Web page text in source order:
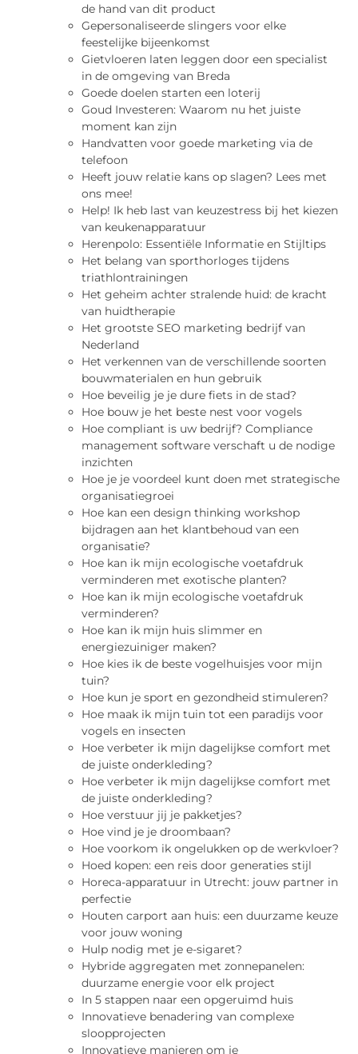
de hand van dit product
Gepersonaliseerde slingers voor elke
feestelijke bijeenkomst
Gietvloeren laten leggen door een specialist
in de omgeving van Breda
Goede doelen starten een loterij
Goud Investeren: Waarom nu het juiste
moment kan zijn
Handvatten voor goede marketing via de
telefoon
Heeft jouw relatie kans op slagen? Lees met
ons mee!
Help! Ik heb last van keuzestress bij het kiezen
van keukenapparatuur
Herenpolo: Essentiële Informatie en Stijltips
Het belang van sporthorloges tijdens
triathlontrainingen
Het geheim achter stralende huid: de kracht
van huidtherapie
Het grootste SEO marketing bedrijf van
Nederland
Het verkennen van de verschillende soorten
bouwmaterialen en hun gebruik
Hoe beveilig je je dure fiets in de stad?
Hoe bouw je het beste nest voor vogels
Hoe compliant is uw bedrijf? Compliance
management software verschaft u de nodige
inzichten
Hoe je je voordeel kunt doen met strategische
organisatiegroei
Hoe kan een design thinking workshop
bijdragen aan het klantbehoud van een
organisatie?
Hoe kan ik mijn ecologische voetafdruk
verminderen met exotische planten?
Hoe kan ik mijn ecologische voetafdruk
verminderen?
Hoe kan ik mijn huis slimmer en
energiezuiniger maken?
Hoe kies ik de beste vogelhuisjes voor mijn
tuin?
Hoe kun je sport en gezondheid stimuleren?
Hoe maak ik mijn tuin tot een paradijs voor
vogels en insecten
Hoe verbeter ik mijn dagelijkse comfort met
de juiste onderkleding?
Hoe verbeter ik mijn dagelijkse comfort met
de juiste onderkleding?
Hoe verstuur jij je pakketjes?
Hoe vind je je droombaan?
Hoe voorkom ik ongelukken op de werkvloer?
Hoed kopen: een reis door generaties stijl
Horeca-apparatuur in Utrecht: jouw partner in
perfectie
Houten carport aan huis: een duurzame keuze
voor jouw woning
Hulp nodig met je e-sigaret?
Hybride aggregaten met zonnepanelen:
duurzame energie voor elk project
In 5 stappen naar een opgeruimd huis
Innovatieve benadering van complexe
sloopprojecten
Innovatieve manieren om je